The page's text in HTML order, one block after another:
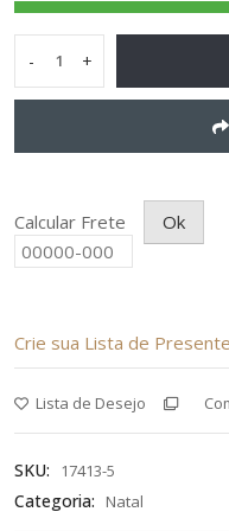
-
Noel
árvore
quantity
+
Calcular Frete Ok
Crie sua Lista de
Lista de Desejo
SKU: 17413-5
Categoria: Natal